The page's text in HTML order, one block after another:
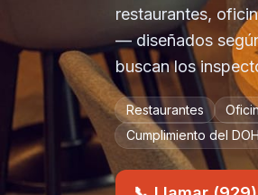
restaurantes,
— diseñados
buscan los
Restaurantes
Cumplimiento del DOH